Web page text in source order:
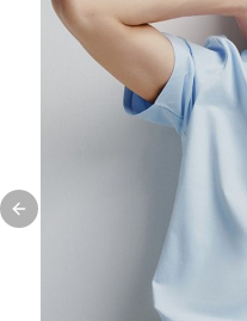
Previous slide